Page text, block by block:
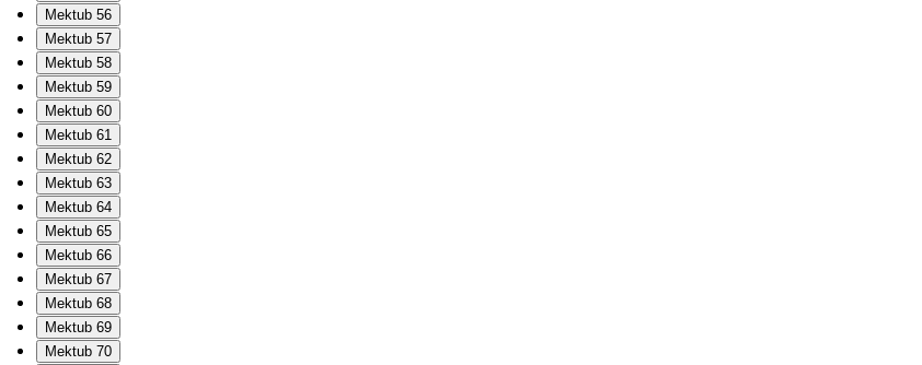
Mektub 56
Mektub 57
Mektub 58
Mektub 59
Mektub 60
Mektub 61
Mektub 62
Mektub 63
Mektub 64
Mektub 65
Mektub 66
Mektub 67
Mektub 68
Mektub 69
Mektub 70